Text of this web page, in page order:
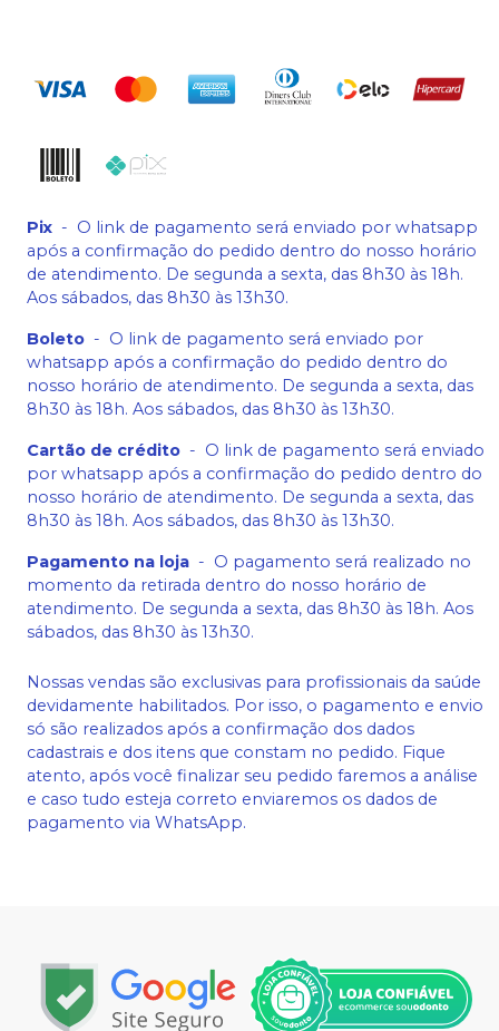
Pix - O link de pagamento será enviado por whatsapp
após a confirmação do pedido dentro do nosso horário
de atendimento. De segunda a sexta, das 8h30 às 18h.
Aos sábados, das 8h30 às 13h30.
Boleto - O link de pagamento será enviado por
whatsapp após a confirmação do pedido dentro do
nosso horário de atendimento. De segunda a sexta, das
8h30 às 18h. Aos sábados, das 8h30 às 13h30.
Cartão de crédito - O link de pagamento será enviado
por whatsapp após a confirmação do pedido dentro do
nosso horário de atendimento. De segunda a sexta, das
8h30 às 18h. Aos sábados, das 8h30 às 13h30.
Pagamento na loja - O pagamento será realizado no
momento da retirada dentro do nosso horário de
atendimento. De segunda a sexta, das 8h30 às 18h. Aos
sábados, das 8h30 às 13h30.
Nossas vendas são exclusivas para profissionais da saúde
devidamente habilitados. Por isso, o pagamento e envio
só são realizados após a confirmação dos dados
cadastrais e dos itens que constam no pedido. Fique
atento, após você finalizar seu pedido faremos a análise
e caso tudo esteja correto enviaremos os dados de
pagamento via WhatsApp.